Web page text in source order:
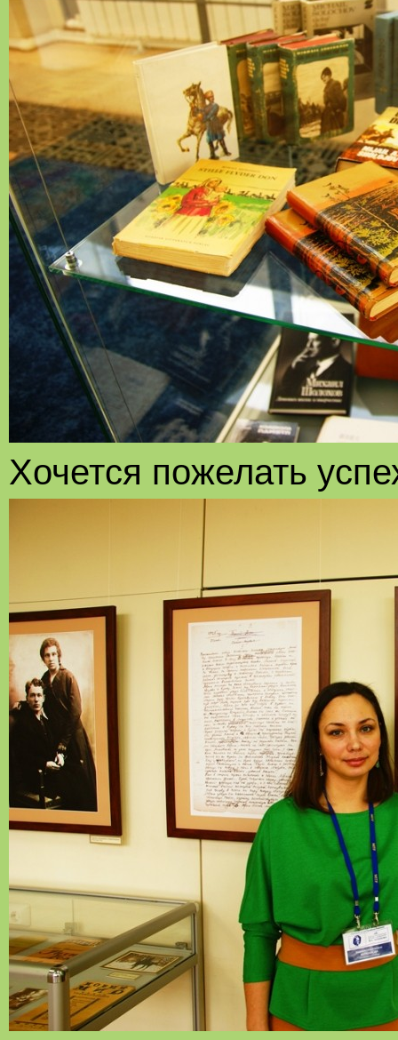
Хочется пожелать